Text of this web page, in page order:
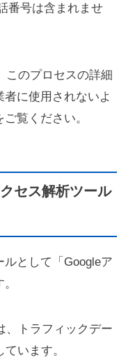
番号は含まれませ
このプロセスの詳細
に使用されないよ
ご覧ください。
セス解析ツール
として「Googleア
、トラフィックデー
います。